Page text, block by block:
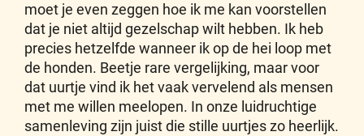
moet je even zeggen hoe ik me kan voorstellen
dat je niet altijd gezelschap wilt hebben. Ik heb
precies hetzelfde wanneer ik op de hei loop met
de honden. Beetje rare vergelijking, maar voor
dat uurtje vind ik het vaak vervelend als mensen
met me willen meelopen. In onze luidruchtige
samenleving zijn juist die stille uurtjes zo heerlijk.